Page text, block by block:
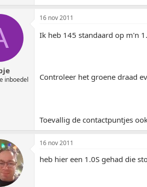
inboedel
16 nov 2011
Ik heb 145 standaard op m'n
Controleer het groene draad
Toevallig de contactpuntjes
16 nov 2011
heb hier een 1.0S gehad die